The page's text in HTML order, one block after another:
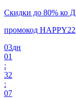
Скидки до 80% ко
промокод HAPPY22
03дн
01
:
32
:
07